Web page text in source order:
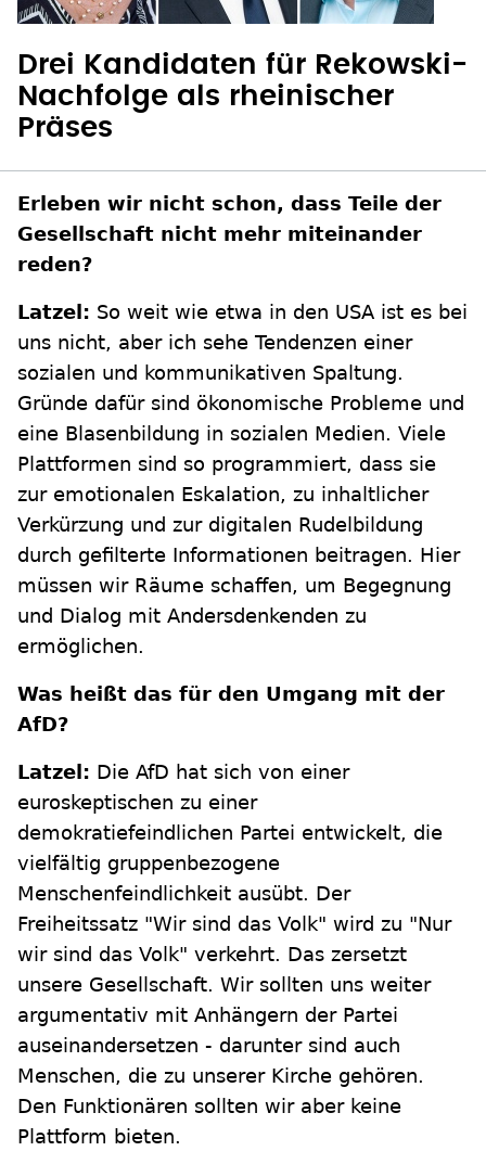
Drei Kandidaten für Rekowski-
Nachfolge als rheinischer
Präses
Erleben wir nicht schon, dass Teile der
Gesellschaft nicht mehr miteinander
reden?
Latzel: So weit wie etwa in den USA ist es bei
uns nicht, aber ich sehe Tendenzen einer
sozialen und kommunikativen Spaltung.
Gründe dafür sind ökonomische Probleme und
eine Blasenbildung in sozialen Medien. Viele
Plattformen sind so programmiert, dass sie
zur emotionalen Eskalation, zu inhaltlicher
Verkürzung und zur digitalen Rudelbildung
durch gefilterte Informationen beitragen. Hier
müssen wir Räume schaffen, um Begegnung
und Dialog mit Andersdenkenden zu
ermöglichen.
Was heißt das für den Umgang mit der
AfD?
Latzel: Die AfD hat sich von einer
euroskeptischen zu einer
demokratiefeindlichen Partei entwickelt, die
vielfältig gruppenbezogene
Menschenfeindlichkeit ausübt. Der
Freiheitssatz "Wir sind das Volk" wird zu "Nur
wir sind das Volk" verkehrt. Das zersetzt
unsere Gesellschaft. Wir sollten uns weiter
argumentativ mit Anhängern der Partei
auseinandersetzen - darunter sind auch
Menschen, die zu unserer Kirche gehören.
Den Funktionären sollten wir aber keine
Plattform bieten.